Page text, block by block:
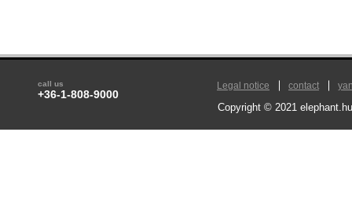
call us
+36-1-808-9000
Legal notice contact
Copyright © 2021